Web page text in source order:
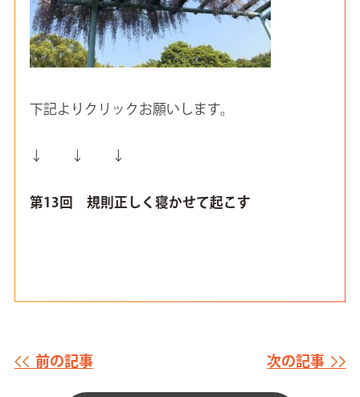
下記よりクリックお願いします。
↓ ↓ ↓
第13回 規則正しく寝かせて起こす
前の記事 次の記事